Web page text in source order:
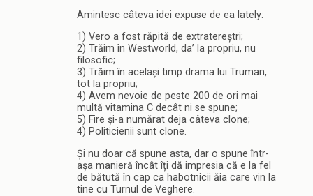
Amintesc câteva idei expuse de ea lately:
1) Vero a fost răpită de extratereștri;
2) Trăim în Westworld, da’ la propriu, nu
filosofic;
3) Trăim în același timp drama lui Truman,
tot la propriu;
4) Avem nevoie de peste 200 de ori mai
multă vitamina C decât ni se spune;
5) Fire și-a numărat deja câteva clone;
4) Politicienii sunt clone.
Și nu doar că spune asta, dar o spune într-
așa manieră încât îți dă impresia că e la fel
de bătută în cap ca habotnicii ăia care vin la
tine cu Turnul de Veghere.